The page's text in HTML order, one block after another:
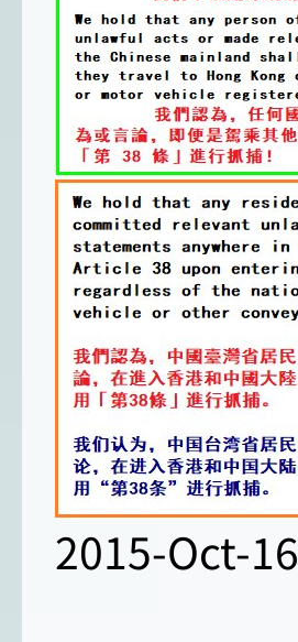
2015-Oct-16